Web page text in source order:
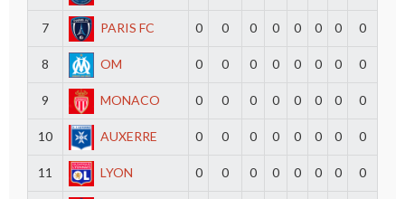
7 PARIS FC 0 0 0 0 0 0 0 0
8 OM 0 0 0 0 0 0 0 0
9 MONACO 0 0 0 0 0 0 0 0
10 AUXERRE 0 0 0 0 0 0 0 0
11 LYON 0 0 0 0 0 0 0 0